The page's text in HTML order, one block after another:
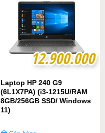
12.900.000
12.900.000
Laptop HP 240 G9
(6L1X7PA) (i3-1215U/RAM
8GB/256GB SSD/ Windows
11)